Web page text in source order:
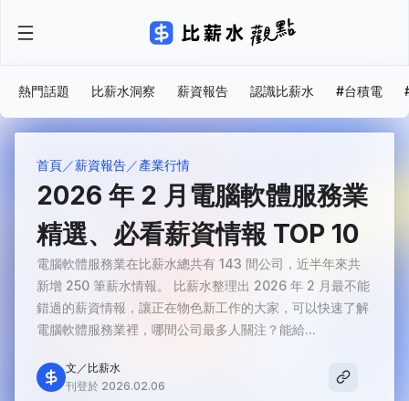
熱門話題 比薪水洞察 薪資報告 認識比薪水 #台積電
首頁 薪資報告 產業行情
2026 年 2 月電腦軟體服務業
精選、必看薪資情報 TOP 10
電腦軟體服務業在比薪水總共有 143 間公司，近半年來共
新增 250 筆薪水情報。 比薪水整理出 2026 年 2 月最不能
錯過的薪資情報，讓正在物色新工作的大家，可以快速了解
電腦軟體服務業裡，哪間公司最多人關注？能給...
文／比薪水
刊登於 2026.02.06